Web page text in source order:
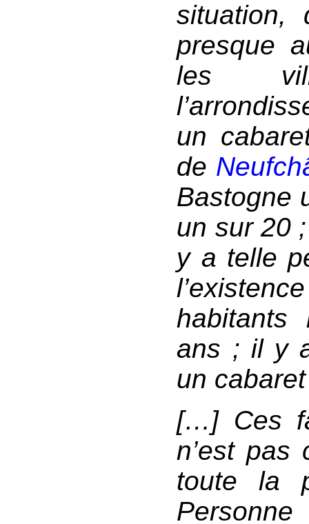
situation,
presque
les
un
de
Bastogne
un sur 20
y a telle
habitants
ans ; il y
un
[…] Ces
n’est pas
toute la